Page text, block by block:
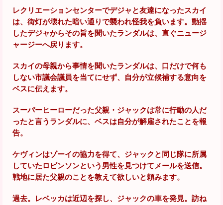
レクリエーションセンターでデジャと友達になったスカイ
は、街灯が壊れた暗い通りで襲われ怪我を負います。動揺
したデジャからその旨を聞いたランダルは、直ぐニュージ
ャージーへ戻ります。
スカイの母親から事情を聞いたランダルは、口だけで何も
しない市議会議員を当てにせず、自分が立候補する意向を
ベスに伝えます。
スーパーヒーローだった父親・ジャックは常に行動の人だ
ったと言うランダルに、ベスは自分が解雇されたことを報
告。
ケヴィンはゾーイの協力を得て、ジャックと同じ隊に所属
していたロビンソンという男性を見つけてメールを送信。
戦地に居た父親のことを教えて欲しいと頼みます。
過去。レベッカは近辺を探し、ジャックの車を発見。訪ね